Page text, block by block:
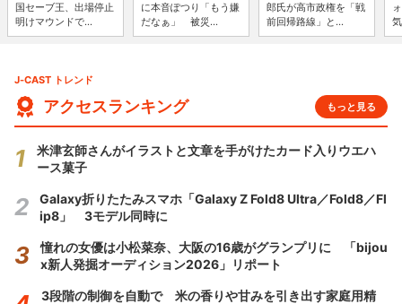
国セーブ王、出場停止
明けマウンドで...
に本音ぽつり「もう嫌
だなぁ」 被災...
郎氏が高市政権を「戦
前回帰路線」と...
J-CAST トレンド
アクセスランキング もっと見る
米津玄師さんがイラストと文章を手がけたカード入りウエハ
ース菓子
Galaxy折りたたみスマホ「Galaxy Z Fold8 Ultra／Fold8／Fl
ip8」 3モデル同時に
憧れの女優は小松菜奈、大阪の16歳がグランプリに 「bijou
x新人発掘オーディション2026」リポート
3段階の制御を自動で 米の香りや甘みを引き出す家庭用精